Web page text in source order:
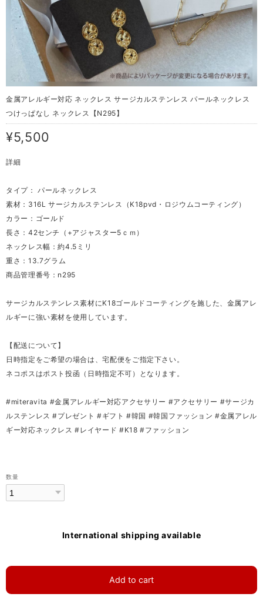
金属アレルギー対応 ネックレス サージカルステンレス パールネックレス
つけっぱなし ネックレス【N295】
¥5,500
詳細
タイプ： パールネックレス
素材：316L サージカルステンレス（K18pvd・ロジウムコーティング）
カラー：ゴールド
長さ：42センチ（+アジャスター5ｃｍ）
ネックレス幅：約4.5ミリ
重さ：13.7グラム
商品管理番号：n295
サージカルステンレス素材にK18ゴールドコーティングを施した、金属アレ
ルギーに強い素材を使用しています。
【配送について】
日時指定をご希望の場合は、宅配便をご指定下さい。
ネコポスはポスト投函（日時指定不可）となります。
#miteravita #金属アレルギー対応アクセサリー #アクセサリー #サージカ
ルステンレス #プレゼント #ギフト #韓国 #韓国ファッション #金属アレル
ギー対応ネックレス #レイヤード #K18 #ファッション
数量
International shipping available
Add to cart